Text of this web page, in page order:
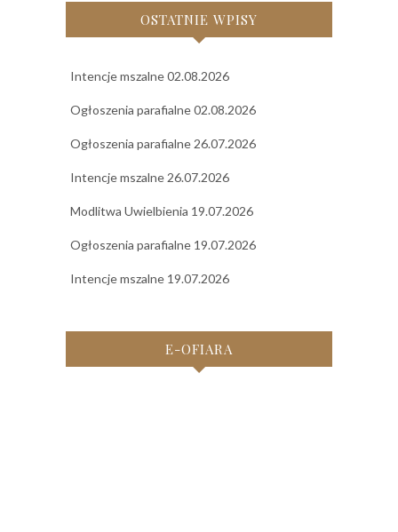
OSTATNIE WPISY
Intencje mszalne 02.08.2026
Ogłoszenia parafialne 02.08.2026
Ogłoszenia parafialne 26.07.2026
Intencje mszalne 26.07.2026
Modlitwa Uwielbienia 19.07.2026
Ogłoszenia parafialne 19.07.2026
Intencje mszalne 19.07.2026
E-OFIARA